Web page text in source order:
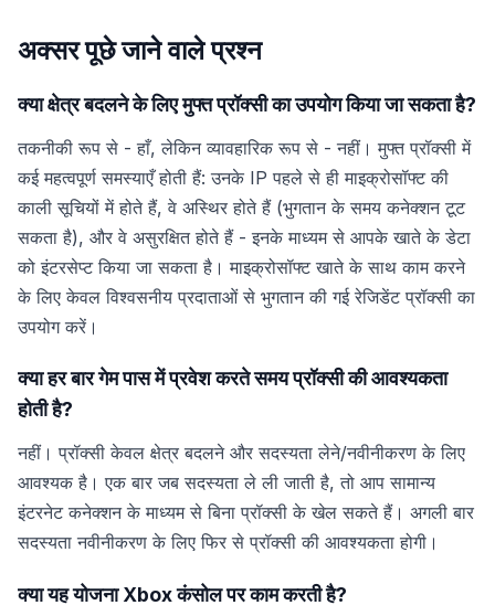
अक्सर पूछे जाने वाले प्रश्न
क्या क्षेत्र बदलने के लिए मुफ्त प्रॉक्सी का उपयोग किया जा सकता है?
तकनीकी रूप से - हाँ, लेकिन व्यावहारिक रूप से - नहीं। मुफ्त प्रॉक्सी में
कई महत्वपूर्ण समस्याएँ होती हैं: उनके IP पहले से ही माइक्रोसॉफ्ट की
काली सूचियों में होते हैं, वे अस्थिर होते हैं (भुगतान के समय कनेक्शन टूट
सकता है), और वे असुरक्षित होते हैं - इनके माध्यम से आपके खाते के डेटा
को इंटरसेप्ट किया जा सकता है। माइक्रोसॉफ्ट खाते के साथ काम करने
के लिए केवल विश्वसनीय प्रदाताओं से भुगतान की गई रेजिडेंट प्रॉक्सी का
उपयोग करें।
क्या हर बार गेम पास में प्रवेश करते समय प्रॉक्सी की आवश्यकता
होती है?
नहीं। प्रॉक्सी केवल क्षेत्र बदलने और सदस्यता लेने/नवीनीकरण के लिए
आवश्यक है। एक बार जब सदस्यता ले ली जाती है, तो आप सामान्य
इंटरनेट कनेक्शन के माध्यम से बिना प्रॉक्सी के खेल सकते हैं। अगली बार
सदस्यता नवीनीकरण के लिए फिर से प्रॉक्सी की आवश्यकता होगी।
क्या यह योजना Xbox कंसोल पर काम करती है?